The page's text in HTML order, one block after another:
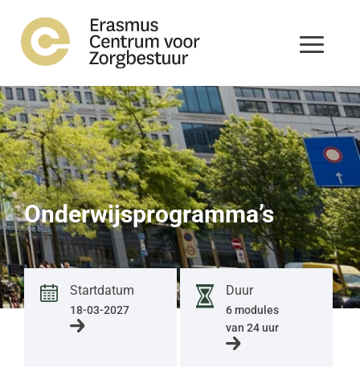
Onderwijsprogramma’s
Startdatum
18-03-2027
Duur
6 modules
van 24 uur